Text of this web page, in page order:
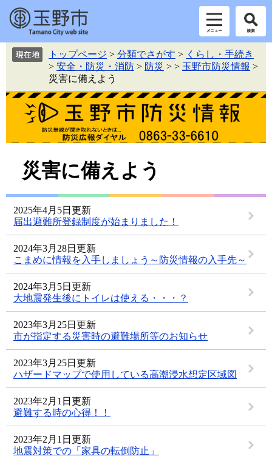
先を
トップページ > 分類でさがす > くらし・手続き
> 安全・防災・消防 > 防災 > > 玉野市防災情報 >
災害に備えよう
災害に備えよう
2025年4月5日更新
届出避難所登録制度が始まりました！
2024年3月28日更新
こまめに情報を入手しましょう～防災情報の入手先～
2024年3月5日更新
大地震発生後にトイレは使える・・・？
2023年3月25日更新
市が指定する災害時の避難場所等のお知らせ
2023年3月25日更新
ハザードマップで使用している高潮浸水想定区域図
2023年2月1日更新
避難する時の心得！！
2023年2月1日更新
地震対策での「家具の転倒防止」